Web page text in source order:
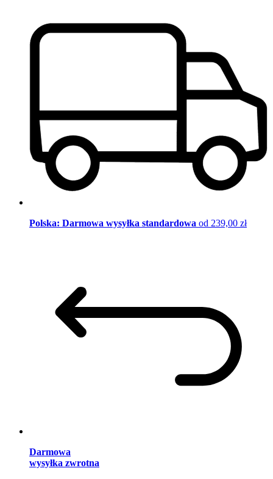
Polska: Darmowa wysyłka standardowa od 239,00 zł
Darmowa
wysyłka zwrotna